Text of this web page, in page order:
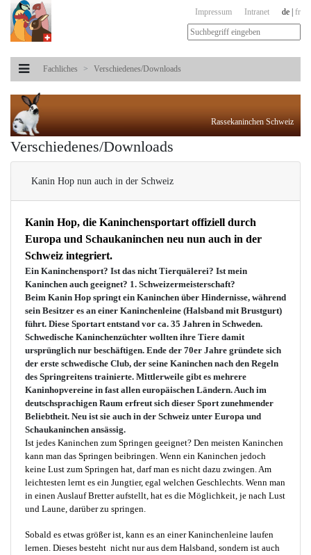
Impressum Intranet de| fr
Fachliches Verschiedenes/Downloads
Rassekaninchen Schweiz
Verschiedenes/Downloads
Kanin Hop nun auch in der Schweiz
Kanin Hop, die Kaninchensportart offiziell durch
Europa und Schaukaninchen neu nun auch in der
Schweiz integriert.
Ein Kaninchensport? Ist das nicht Tierquälerei? Ist mein
Kaninchen auch geeignet? 1. Schweizermeisterschaft?
Beim Kanin Hop springt ein Kaninchen über Hindernisse, während
sein Besitzer es an einer Kaninchenleine (Halsband mit Brustgurt)
führt. Diese Sportart entstand vor ca. 35 Jahren in Schweden.
Schwedische Kaninchenzüchter wollten ihre Tiere damit
ursprünglich nur beschäftigen. Ende der 70er Jahre gründete sich
der erste schwedische Club, der seine Kaninchen nach den Regeln
des Springreitens trainierte. Mittlerweile gibt es mehrere
Kaninhopvereine in fast allen europäischen Ländern. Auch im
deutschsprachigen Raum erfreut sich dieser Sport zunehmender
Beliebtheit. Neu ist sie auch in der Schweiz unter Europa und
Schaukaninchen ansässig.
Ist jedes Kaninchen zum Springen geeignet? Den meisten Kaninchen
kann man das Springen beibringen. Wenn ein Kaninchen jedoch
keine Lust zum Springen hat, darf man es nicht dazu zwingen. Am
leichtesten lernt es ein Jungtier, egal welchen Geschlechts. Wenn man
in einen Auslauf Bretter aufstellt, hat es die Möglichkeit, je nach Lust
und Laune, darüber zu springen.
Sobald es etwas größer ist, kann es an einer Kaninchenleine laufen
lernen. Dieses besteht nicht nur aus dem Halsband, sondern ist auch